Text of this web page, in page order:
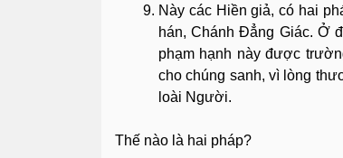
Này các Hiền giả, có hai
hán, Chánh Ðẳng Giác. Ở
phạm hạnh này được
cho chúng sanh, vì lòng
loài Người.
Thế nào là hai pháp?